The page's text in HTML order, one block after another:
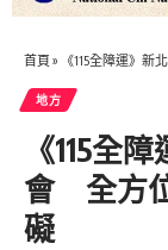
首頁 » 《115全障運》
地方
《115全
會 全方
礙